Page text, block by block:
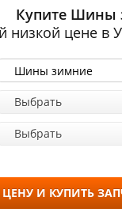
Купите Шины
низкой цене в
Выбрать
Выбрать
ЦЕНУ И КУПИТЬ